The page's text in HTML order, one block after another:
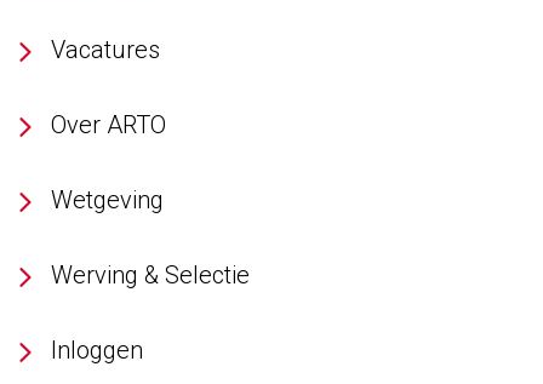
Vacatures
Over ARTO
Wetgeving
Werving & Selectie
Inloggen